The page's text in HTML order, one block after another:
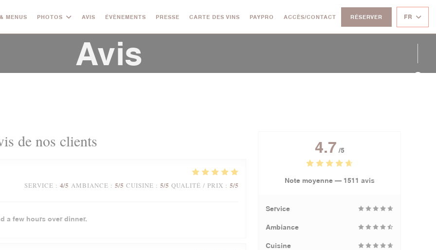
MENUS PHOTOS AVIS ÉVÈNEMENTS PRESSE CARTE DES VINS PAYPRO ((OUVRE UNE NOUVELLE FENÊTRE))
ACCÈS/CONTACT RÉSERVER FR
Avis
de nos clients
SERVICE : 4/5 AMBIANCE : 5/5 CUISINE : 5/5 QUALITÉ / PRIX : 5/5
a few hours over dinner.
4.7 /5
Note moyenne — 1511 avis
Service
Ambiance
Cuisine